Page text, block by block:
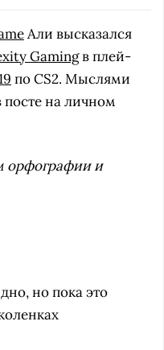
Али высказался
Gamingв плей-
по CS2. Мыслями
посте на личном
орфографии и
но пока это